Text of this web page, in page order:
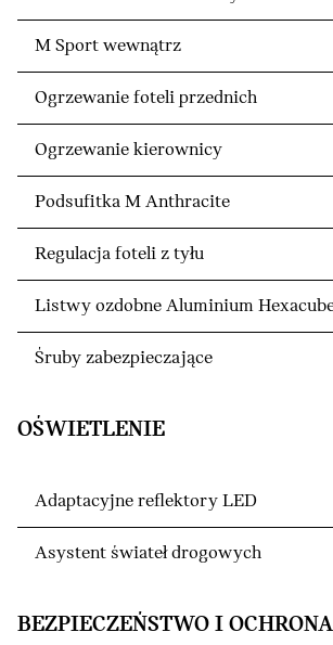
M Sport wewnątrz
Ogrzewanie foteli przednich
Ogrzewanie kierownicy
Podsufitka M Anthracite
Regulacja foteli z tyłu
Listwy ozdobne Aluminium
Śruby zabezpieczające
OŚWIETLENIE
Adaptacyjne reflektory LED
Asystent świateł drogowych
BEZPIECZEŃSTWO I OCHRONA